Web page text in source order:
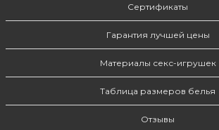
Сертификаты
Гарантия лучшей цены
Материалы секс-игрушек
Таблица размеров белья
Отзывы